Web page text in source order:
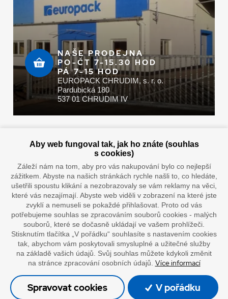
NAŠE PRODEJNA
PO-ČT 7-15.30 HOD
PÁ 7-15 HOD
EUROPACK CHRUDIM, s. r. o.
Pardubická 180
537 01 CHRUDIM IV
Doprava vaším oblíbeným dopravcem
”Lepíme s jistotou”
© Oficiální stránky společnosti Europack
Aby web fungoval tak, jak ho znáte (souhlas
s cookies)
Záleží nám na tom, aby pro vás nakupování bylo co nejlepší
zážitkem. Abyste na našich stránkách rychle našli to, co hledáte,
ušetřili spoustu klikání a nezobrazovaly se vám reklamy na věci,
které vás nezajímají. Abyste web viděli v zobrazení na které jste
zvyklí a nemuseli se pokaždé přihlašovat. Proto od vás
potřebujeme souhlas se zpracováním souborů cookies - malých
souborů, které se dočasně ukládají ve vašem prohlížeči.
Stisknutím tlačítka „V pořádku“ souhlasíte s nastavením cookies
tak, abychom vám poskytovali smysluplné a užitečné služby
na základě vašich údajů. Svůj souhlas můžete kdykoli změnit
na stránce zpracování osobních údajů. Více informací
Spravovat cookies V pořádku